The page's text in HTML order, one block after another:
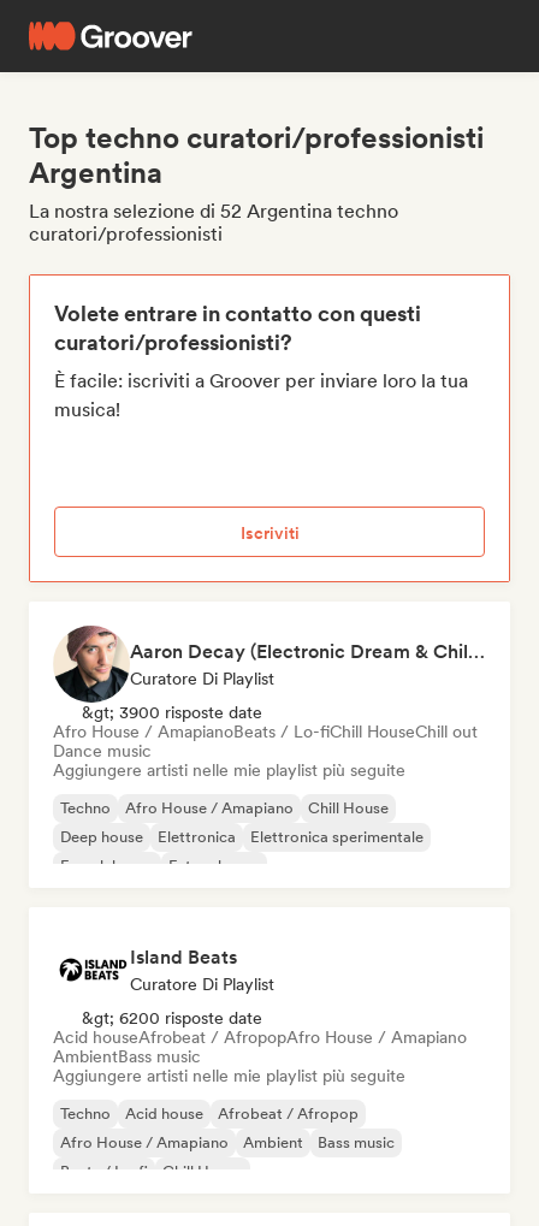
Top techno curatori/professionisti
Argentina
La nostra selezione di 52 Argentina techno
curatori/professionisti
Volete entrare in contatto con questi
curatori/professionisti?
È facile: iscriviti a Groover per inviare loro la tua
musica!
Iscriviti
Aaron Decay (Electronic Dream & Chill Electronic Dream playlists)
Curatore Di Playlist
&gt; 3900 risposte date
Afro House / AmapianoBeats / Lo-fiChill HouseChill out
Dance music
Aggiungere artisti nelle mie playlist più seguite
Techno Afro House / Amapiano
Chill House
Deep house
Elettronica
Elettronica sperimentale
French house
Future house
Island Beats
Curatore Di Playlist
&gt; 6200 risposte date
Acid houseAfrobeat / AfropopAfro House / Amapiano
AmbientBass music
Aggiungere artisti nelle mie playlist più seguite
Techno Acid house
Afrobeat / Afropop
Afro House / Amapiano
Ambient
Bass music
Beats / Lo-fi
Chill House